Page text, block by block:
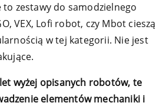
to zestawy do samodzielnego
VEX, Lofi robot, czy Mbot cieszą
w tej kategorii. Nie jest
wyżej opisanych robotów, te
elementów mechaniki i